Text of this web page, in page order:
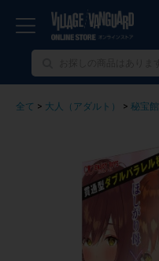
全て > 大人（アダルト） > 秘宝館